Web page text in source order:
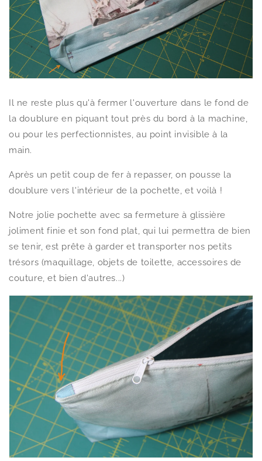
Il ne reste plus qu'à fermer l'ouverture dans le fond de
la doublure en piquant tout près du bord à la machine,
ou pour les perfectionnistes, au point invisible à la
main.
Après un petit coup de fer à repasser, on pousse la
doublure vers l'intérieur de la pochette, et voilà !
Notre jolie pochette avec sa fermeture à glissière
joliment finie et son fond plat, qui lui permettra de bien
se tenir, est prête à garder et transporter nos petits
trésors (maquillage, objets de toilette, accessoires de
couture, et bien d'autres...)